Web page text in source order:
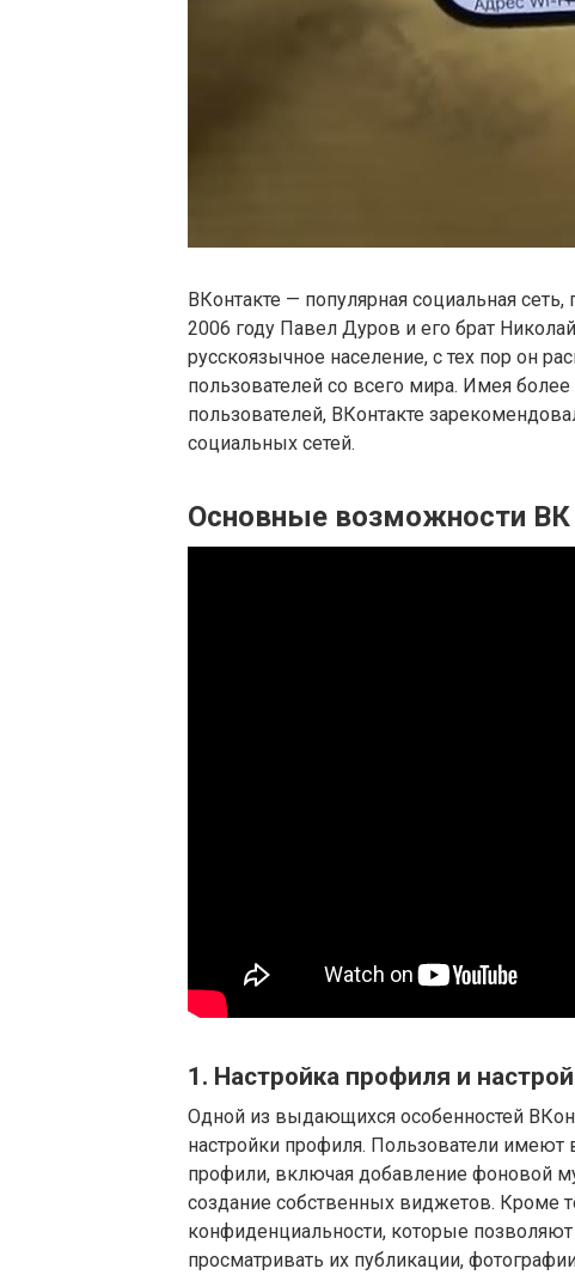
ВКонтакте — популярная социальная
2006 году Павел Дуров и его брат
русскоязычное население, с тех пор он
пользователей со всего мира. Имея
пользователей, ВКонтакте
социальных сетей.
Основные возможности ВК
1. Настройка профиля и
Одной из выдающихся особенностей
настройки профиля. Пользователи
профили, включая добавление фоновой
создание собственных виджетов. Кроме
конфиденциальности, которые
просматривать их публикации,